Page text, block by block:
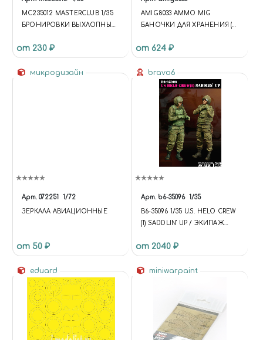
MC235012 MASTERCLUB 1/35
БРОНИРОВКИ ВЫХЛОПНЫХ
ТАНКА ТИП 34
от 230 ₽
AMIG8033 AMMO MIG
БАНОЧКИ ДЛЯ ХРАНЕНИЯ (5
от 624 ₽
микродизайн
Арт. 072251 1/72
ЗЕРКАЛА АВИАЦИОННЫЕ
от 50 ₽
bravo6
Арт. b6-35096 1/35
B6-35096 1/35 U.S. HELO CREW
(1) SADDLIN' UP / ЭКИПАЖ
"САДИТСЯ В СЕДЛО"
от 2040 ₽
eduard miniwarpaint